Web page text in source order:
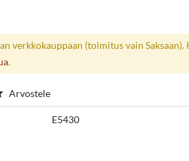
verkkokauppaan (toimitus vain
.
Arvostele
E5430